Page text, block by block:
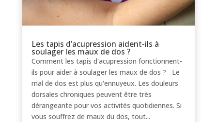
Les tapis d’acupression aident-ils à
soulager les maux de dos ?
Comment les tapis d'acupression fonctionnent-
ils pour aider à soulager les maux de dos ? Le
mal de dos est plus qu'ennuyeux. Les douleurs
dorsales chroniques peuvent être très
dérangeante pour vos activités quotidiennes. Si
vous souffrez de maux du dos, tout...